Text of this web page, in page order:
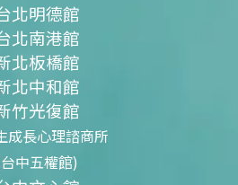
北明德館
北南港館
北板橋館
北中和館
竹光復館
成長心理諮商所
中五權館)